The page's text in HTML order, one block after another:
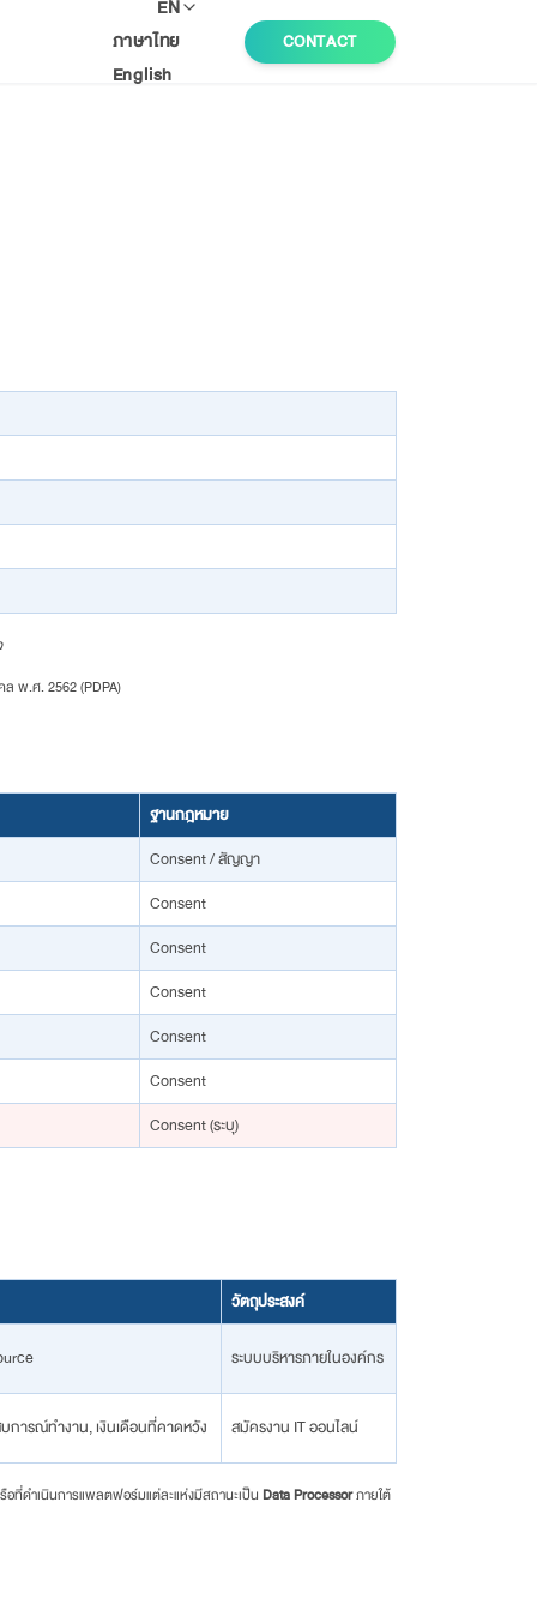
EN
ภาษาไทย
English
CONTACT
พ.ศ. 2562 (PDPA)
ฐานกฎหมาย
Consent / สัญญา
Consent
Consent
Consent
Consent
Consent
Consent (ระบุ)
วัตถุประสงค์
ระบบบริหารภายในองค์กร
การณ์ทำงาน, เงินเดือนที่คาดหวัง สมัครงาน IT ออนไลน์
ที่ดำเนินการแพลตฟอร์มแต่ละแห่งมีสถานะเป็น Data Processorภายใต้